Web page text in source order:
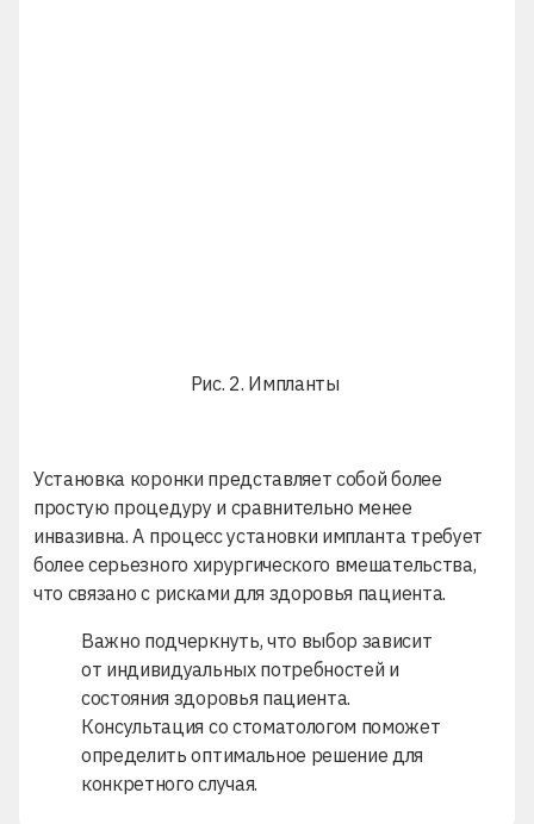
Рис. 2. Импланты
Установка коронки представляет собой более
простую процедуру и сравнительно менее
инвазивна. А процесс установки импланта требует
более серьезного хирургического вмешательства,
что связано с рисками для здоровья пациента.
Важно подчеркнуть, что выбор зависит
от индивидуальных потребностей и
состояния здоровья пациента.
Консультация со стоматологом поможет
определить оптимальное решение для
конкретного случая.